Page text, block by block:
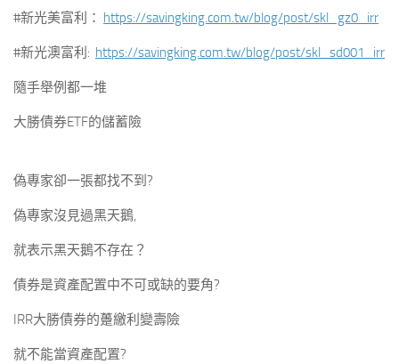
#新光美富利： https://savingking.com.tw/blog/post/skl_gz0_irr
#新光澳富利: https://savingking.com.tw/blog/post/skl_sd001_irr
隨手舉例都一堆
大勝債券ETF的儲蓄險
偽專家卻一張都找不到?
偽專家沒見過黑天鵝,
就表示黑天鵝不存在？
債券是資產配置中不可或缺的要角?
IRR大勝債券的躉繳利變壽險
就不能當資產配置?